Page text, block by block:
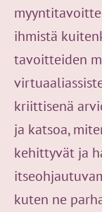
ihmistä
tavoitteiden
kriittisenä
ja katsoa,
kehittyvät ja
kuten ne